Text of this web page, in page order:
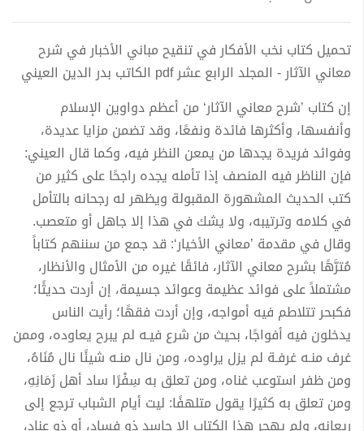
تحميل كتاب نخب الأفكار في تنقيح مباني الأخبار في شرح
معاني الآثار - المجلد الرابع عشر pdf الكاتب بدر الدين العيني
إن كتاب ’شرح معاني الآثار‘ من أعظم دواوين الإسلام
وأنفسها، وأكثرها فائدة ونفعًا، وقد تضمن مزايا عديدة،
وفوائد فريدة يجدها من يمعن النظر فيه، وكما قال العيني:
فإن الناظر فيه المنصف إذا تأمله يجده راجحًا على كثير من
كتب الحديث المشهورة المقبولة ويظهر له رجحانه بالتأمل
في كلامه وترتيبه، ولا يشك في هذا إلا جاهل أو متعصب.
وقال في مقدمة ’معاني الأخيار‘: قد جمع من سننهم كتاباً
مُترَّهًا بشرح معاني الآثار، فائقًا غيره من الأمثال والأنظار،
مشتملاً على فوائد عظيمة وعوائد جسيمة، إن أردت حديثًا؛
فكبحر تتلاطم فيه أمواجه، وإن أردت فقهًا؛ رأيت الناس
يدخلون فيه أفواجًا، بحيث من شرع فيـه لم يبرح يعاوده، وممن
غرف منـه غرفـة لم يزل يراوده، ومن نال منـه شيئًا نال مُنَاهُ،
ومن ظفر استوعب غناه، ومن تعلق به سِفْرًا ساد أهل زَمَانِهِ،
ومن تعلق به كثيرًا يقول متلهفًا: ليت أيام الشباب ترجع إلى
ريعانِهِ، ولم يهجر هذا الكتاب إلا حاسد ذو فساد، أو ذو عناد،